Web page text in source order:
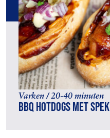
Varken / 20-40 minuten
BBQ Hotdogs met spek